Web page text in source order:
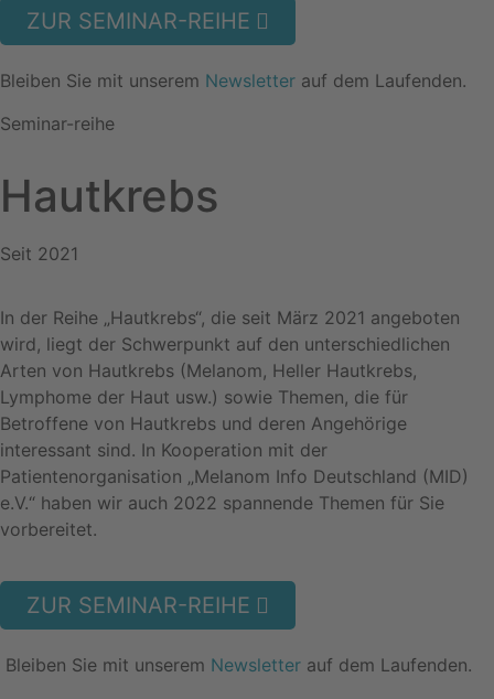
ZUR SEMINAR-REIHE
Bleiben Sie mit unserem Newsletter auf dem Laufenden.
Seminar-reihe
Hautkrebs
Seit 2021
In der Reihe „Hautkrebs“, die seit März 2021 angeboten
wird, liegt der Schwerpunkt auf den unterschiedlichen
Arten von Hautkrebs (Melanom, Heller Hautkrebs,
Lymphome der Haut usw.) sowie Themen, die für
Betroffene von Hautkrebs und deren Angehörige
interessant sind. In Kooperation mit der
Patientenorganisation „Melanom Info Deutschland (MID)
e.V.“ haben wir auch 2022 spannende Themen für Sie
vorbereitet.
ZUR SEMINAR-REIHE
Bleiben Sie mit unserem Newsletter auf dem Laufenden.